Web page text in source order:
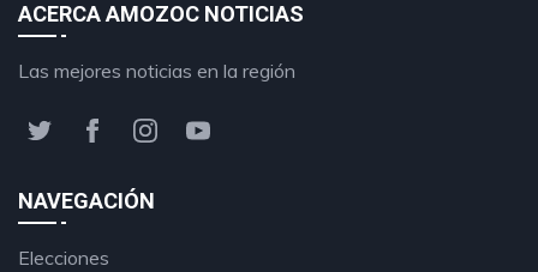
ACERCA AMOZOC NOTICIAS
Las mejores noticias en la región
NAVEGACIÓN
Elecciones